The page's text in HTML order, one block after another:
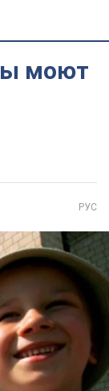
моют
РУС